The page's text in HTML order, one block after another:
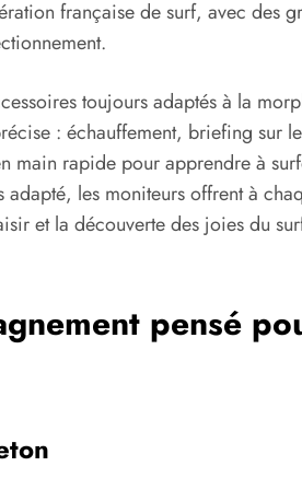
française de surf, avec des
toujours adaptés à la
: échauffement, briefing sur
main rapide pour apprendre à
les moniteurs offrent à
et la découverte des joies du
pensé